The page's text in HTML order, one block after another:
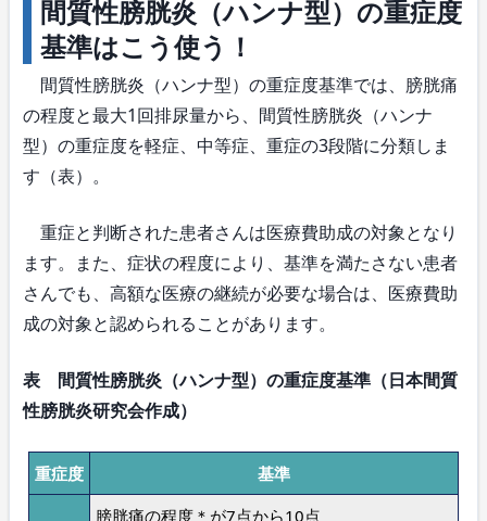
間質性膀胱炎（ハンナ型）の重症度
基準はこう使う！
間質性膀胱炎（ハンナ型）の重症度基準では、膀胱痛
の程度と最大1回排尿量から、間質性膀胱炎（ハンナ
型）の重症度を軽症、中等症、重症の3段階に分類しま
す（表）。
重症と判断された患者さんは医療費助成の対象となり
ます。また、症状の程度により、基準を満たさない患者
さんでも、高額な医療の継続が必要な場合は、医療費助
成の対象と認められることがあります。
表 間質性膀胱炎（ハンナ型）の重症度基準（日本間質
性膀胱炎研究会作成）
重症度 基準
膀胱痛の程度＊が7点から10点